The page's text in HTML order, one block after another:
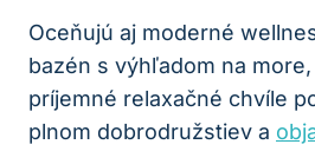
Oceňujú aj moderné
bazén s výhľadom na
príjemné relaxačné chvíle
plnom dobrodružstiev a